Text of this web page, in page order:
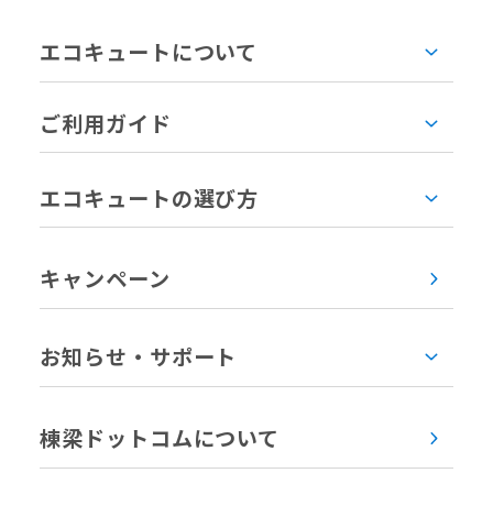
エコキュートについて
ご利用ガイド
エコキュートの選び方
キャンペーン
お知らせ・サポート
棟梁ドットコムについて